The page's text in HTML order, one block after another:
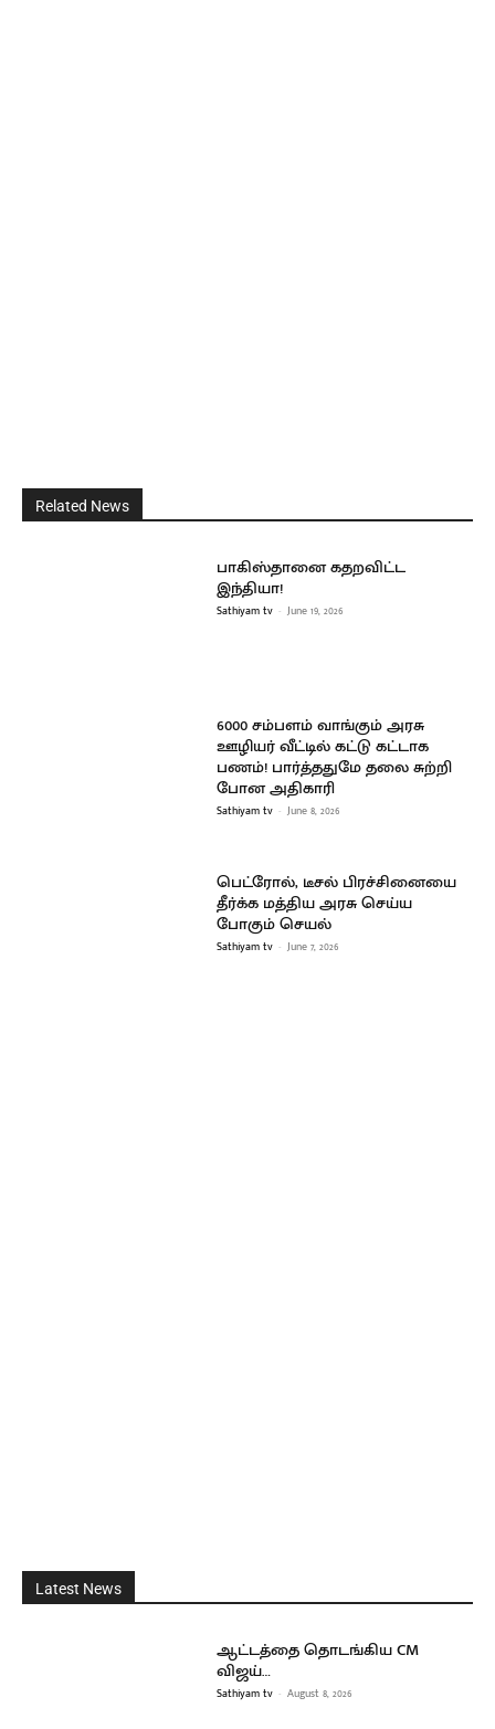
Related News
பாகிஸ்தானை கதறவிட்ட
இந்தியா!
Sathiyam tv - June 19, 2026
6000 சம்பளம் வாங்கும் அரசு
ஊழியர் வீட்டில் கட்டு கட்டாக
பணம்! பார்த்ததுமே தலை சுற்றி
போன அதிகாரி
Sathiyam tv - June 8, 2026
பெட்ரோல், டீசல் பிரச்சினையை
தீர்க்க மத்திய அரசு செய்ய
போகும் செயல்
Sathiyam tv - June 7, 2026
Latest News
ஆட்டத்தை தொடங்கிய CM
விஜய்…
Sathiyam tv - August 8, 2026